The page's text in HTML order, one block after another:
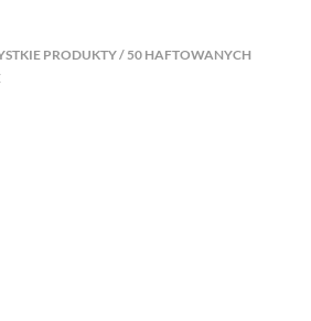
PRODUKTY/ 50 HAFTOWANYCH